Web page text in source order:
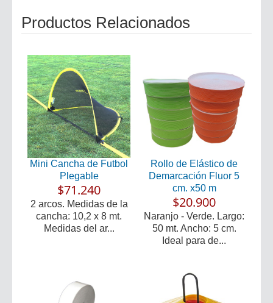
Productos Relacionados
Mini Cancha de Futbol
Plegable
$71.240
2 arcos. Medidas de la
cancha: 10,2 x 8 mt.
Medidas del ar...
Rollo de Elástico de
Demarcación Fluor 5
cm. x50 m
$20.900
Naranjo - Verde. Largo:
50 mt. Ancho: 5 cm.
Ideal para de...